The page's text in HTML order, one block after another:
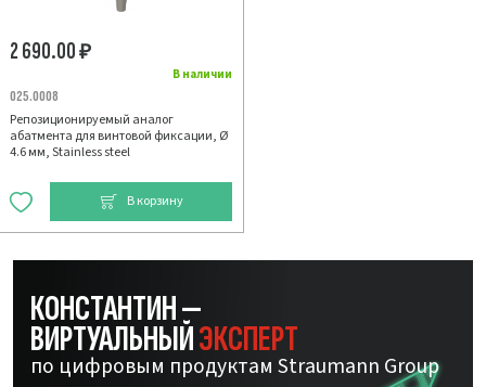
В наличии
2 690.00₽
025.0008
Репозиционируемый аналог
абатмента для винтовой фиксации, Ø
4.6 мм, Stainless steel
В корзину
КОНСТАНТИН —
ВИРТУАЛЬНЫЙЭКСПЕРТ
по цифровым продуктам Straumann Group